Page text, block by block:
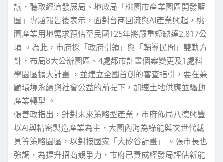
議，聽取經濟發展局、地政局「桃園市產業園區開發藍
圖」專題報告後表示，面對台商回流與AI產業興起，桃
園產業用地需求預估至民國125年將嚴重短缺達2,817公
頃 。為此，市府採「政府引領」與「輔導民間」雙軌方
針，布局8大公辦園區、4處都市計畫個案變更及1處科
學園區擴大計畫 ，並建立全國首創的審查指引，要在兼
顧環境永續與社會公益的前提下，加速土地供應並驅動
產業轉型 。
張善政指出，針對未來策略型產業，市府佈局八德興豐
以AI與精密製造產業為主，大園內海為綠能與次世代載
具等策略園區，以對接國家「大矽谷計畫」 。張市長也
強調，為提升招商競爭力，市府已責成經發局評估新能